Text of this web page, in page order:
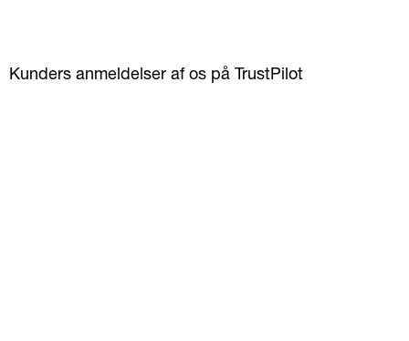
Kunders anmeldelser af os på TrustPilot